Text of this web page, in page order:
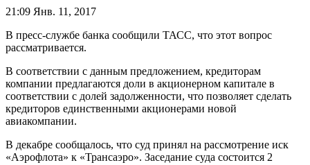
21:09 Янв. 11, 2017
В пресс-службе банка сообщили ТАСС, что этот вопрос
рассматривается.
В соответствии с данным предложением, кредиторам
компании предлагаются доли в акционерном капитале в
соответствии с долей задолженности, что позволяет сделать
кредиторов единственными акционерами новой
авиакомпании.
В декабре сообщалось, что суд принял на рассмотрение иск
«Аэрофлота» к «Трансаэро». Заседание суда состоится 2